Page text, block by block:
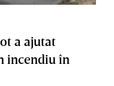
a ajutat
incendiu în